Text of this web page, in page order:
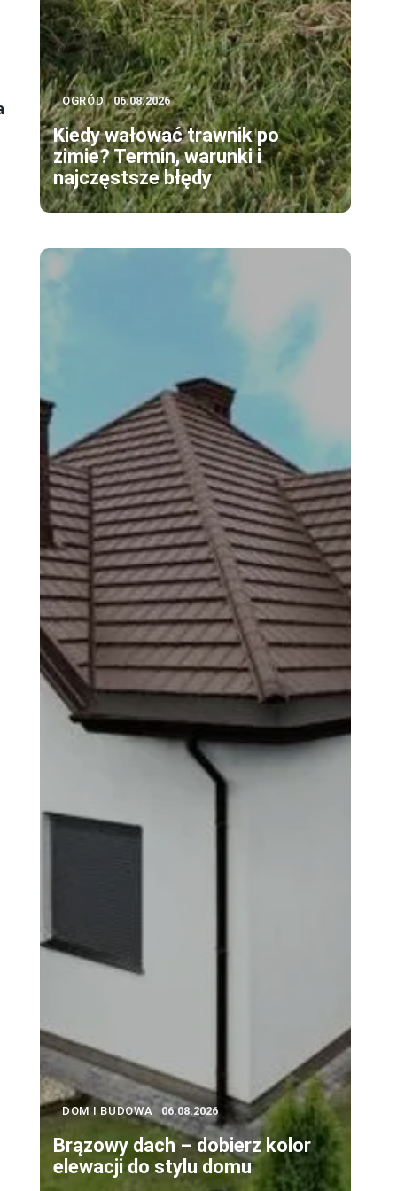
OGRÓD 06.08.2026
Kiedy wałować trawnik po
zimie? Termin, warunki i
najczęstsze błędy
DOM I BUDOWA 06.08.2026
Brązowy dach – dobierz kolor
elewacji do stylu domu